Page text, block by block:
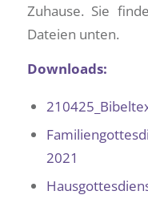
Zuhause. Sie
Dateien unten.
Downloads:
2021